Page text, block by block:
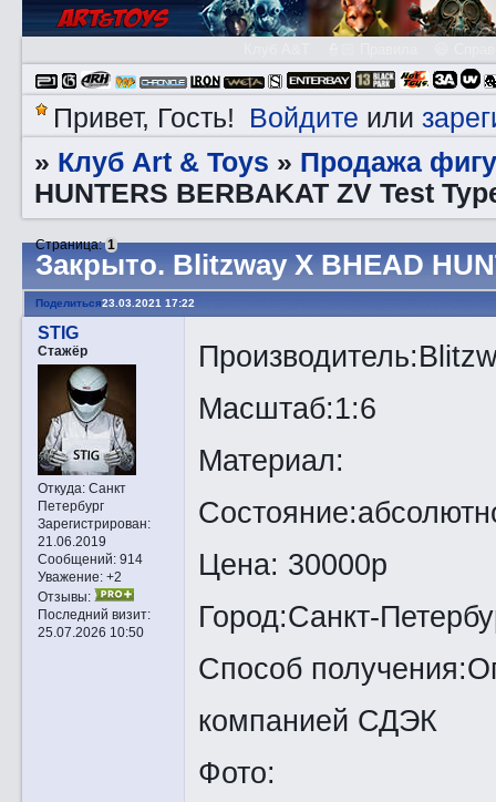
Привет, Гость! Войдите или
» Клуб Art & Toys » Продажа
HUNTERS BERBAKAT ZV Test
Закрытo. Blitzway X BHEAD
Страница:1
Поделиться23.03.2021 17:22
STIG
Стажёр
Откуда:Санкт
Петербург
Зарегистрирован:
21.06.2019
Сообщений:914
Уважение: +2
Отзывы:
Последний визит:
25.07.2026 10:50
Масштаб:1:6
Материал:
Цена: 30000р
Город:Санкт-
Способ
компанией СДЭК
Фото: